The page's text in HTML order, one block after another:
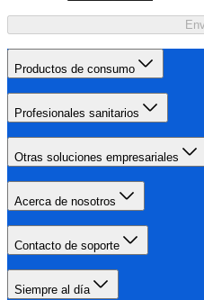
Productos de consumo
Profesionales sanitarios
Otras soluciones empresariales
Acerca de nosotros
Contacto de soporte
Siempre al día